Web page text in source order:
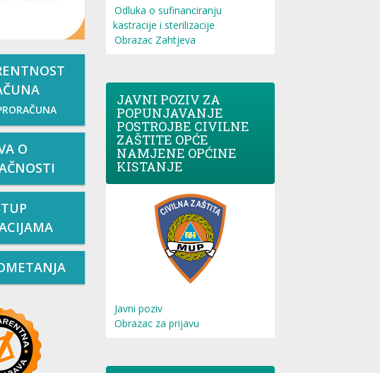
O
Odluka o sufinanciranju
kastracije i sterilizacije
Obrazac Zahtjeva
JAVNI POZIV ZA
POPUNJAVANJE
POSTROJBE CIVILNE
ZAŠTITE OPĆE
NAMJENE OPĆINE
KISTANJE
Javni poziv
Obrazac za prijavu